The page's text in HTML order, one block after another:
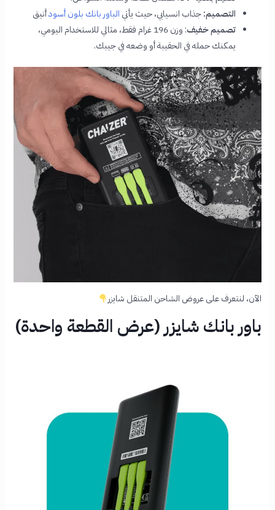
التصميم:جذاب انسيابي، حيث يأتي الباور بانك بلون أسودأنيق
تصميم خفيف
: وزن 196 غرام فقط، مثالي للاستخدام اليومي،
يمكنك حمله في الحقيبة أو وضعه في جيبك.
الآن، لنتعرف على عروض الشاحن المتنقل شايزر
باور بانك شايزر (عرض القطعة واحدة)